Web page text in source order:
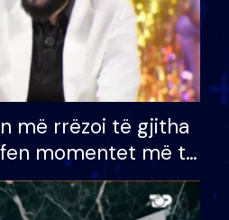
më rrëzoi të gjitha
momentet më të
e BB VIP: Do më
kur…